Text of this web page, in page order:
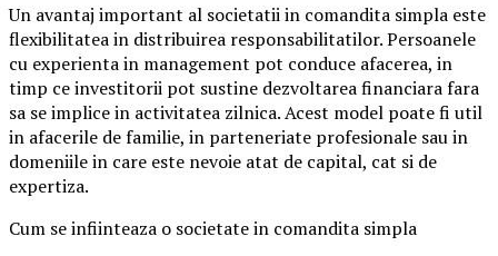
Un avantaj important al societatii in comandita simpla este
flexibilitatea in distribuirea responsabilitatilor. Persoanele
cu experienta in management pot conduce afacerea, in
timp ce investitorii pot sustine dezvoltarea financiara fara
sa se implice in activitatea zilnica. Acest model poate fi util
in afacerile de familie, in parteneriate profesionale sau in
domeniile in care este nevoie atat de capital, cat si de
expertiza.
Cum se infiinteaza o societate in comandita simpla